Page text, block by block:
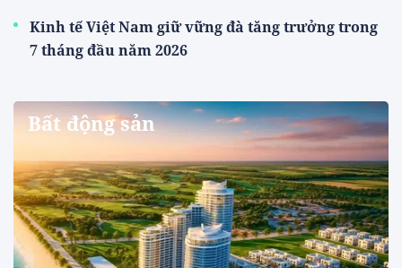
Kinh tế Việt Nam giữ vững đà tăng trưởng trong
7 tháng đầu năm 2026
Bất động sản